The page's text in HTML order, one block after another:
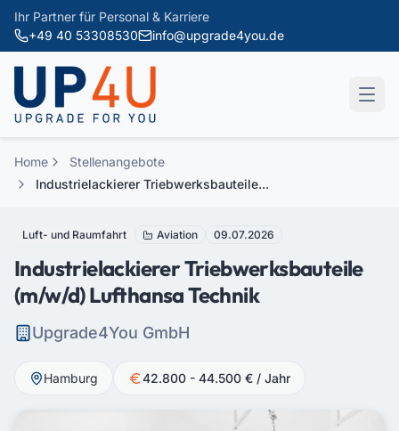
Zum Hauptinhalt springen
Ihr Partner für Personal & Karriere
+49 40 53308530
info@upgrade4you.de
Home
Stellenangebote
Industrielackierer Triebwerksbauteile...
Luft- und Raumfahrt Aviation 09.07.2026
Industrielackierer Triebwerksbauteile
(m/w/d) Lufthansa Technik
Upgrade4You GmbH
Hamburg 42.800 - 44.500 € / Jahr